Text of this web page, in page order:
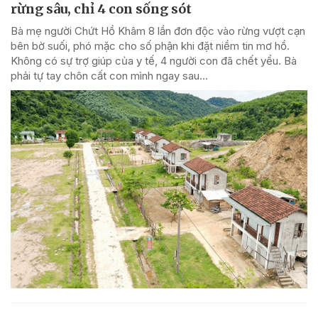
rừng sâu, chỉ 4 con sống sót
Bà mẹ người Chứt Hồ Khâm 8 lần đơn độc vào rừng vượt cạn
bên bờ suối, phó mặc cho số phận khi đặt niềm tin mơ hồ.
Không có sự trợ giúp của y tế, 4 người con đã chết yểu. Bà
phải tự tay chôn cất con mình ngay sau...